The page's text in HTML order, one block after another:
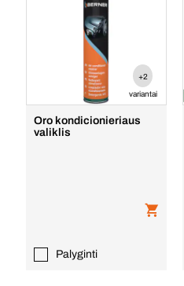
+2
variantai
Oro kondicionieriaus
valiklis
Palyginti